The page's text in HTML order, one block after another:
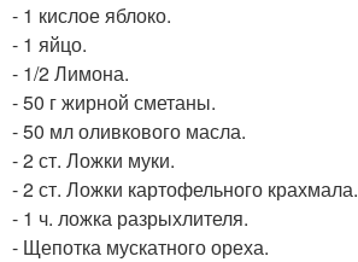
- 1 кислое яблоко.
- 1 яйцо.
- 1/2 Лимона.
- 50 г жирной сметаны.
- 50 мл оливкового масла.
- 2 ст. Ложки муки.
- 2 ст. Ложки картофельного крахмала.
- 1 ч. ложка разрыхлителя.
- Щепотка мускатного ореха.